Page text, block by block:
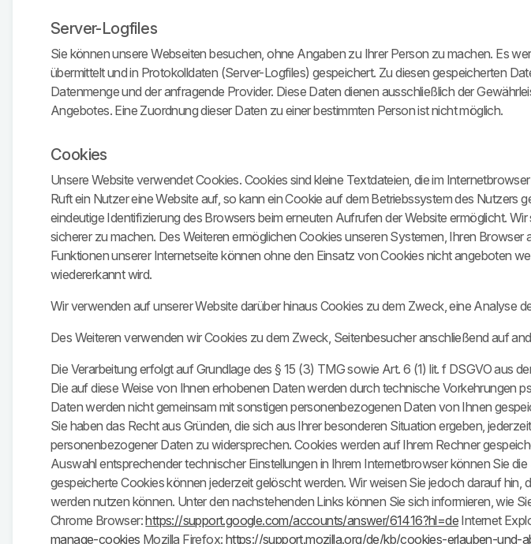
Server-Logfiles
Sie können unsere Webseiten besuchen, ohne Angaben zu Ihrer Person zu machen. Es
übermittelt und in Protokolldaten (Server-Logfiles) gespeichert. Zu diesen gespeicherten
Datenmenge und der anfragende Provider. Diese Daten dienen ausschließlich der
Angebotes. Eine Zuordnung dieser Daten zu einer bestimmten Person ist nicht möglich.
Cookies
Unsere Website verwendet Cookies. Cookies sind kleine Textdateien, die im
Ruft ein Nutzer eine Website auf, so kann ein Cookie auf dem Betriebssystem des
eindeutige Identifizierung des Browsers beim erneuten Aufrufen der Website ermöglicht.
sicherer zu machen. Des Weiteren ermöglichen Cookies unseren Systemen, Ihren
Funktionen unserer Internetseite können ohne den Einsatz von Cookies nicht angeboten
wiedererkannt wird.
Wir verwenden auf unserer Website darüber hinaus Cookies zu dem Zweck, eine Analyse
Des Weiteren verwenden wir Cookies zu dem Zweck, Seitenbesucher anschließend auf
Die Verarbeitung erfolgt auf Grundlage des § 15 (3) TMG sowie Art. 6 (1) lit. f DSGVO aus
Die auf diese Weise von Ihnen erhobenen Daten werden durch technische Vorkehrungen
Daten werden nicht gemeinsam mit sonstigen personenbezogenen Daten von Ihnen
Sie haben das Recht aus Gründen, die sich aus Ihrer besonderen Situation ergeben,
personenbezogener Daten zu widersprechen. Cookies werden auf Ihrem Rechner
Auswahl entsprechender technischer Einstellungen in Ihrem Internetbrowser können Sie
gespeicherte Cookies können jederzeit gelöscht werden. Wir weisen Sie jedoch darauf
werden nutzen können. Unter den nachstehenden Links können Sie sich informieren, wie
Chrome Browser:https://support.google.com/accounts/answer/61416?hl=de Internet
manage-cookies Mozilla Firefox: https://support.mozilla.org/de/kb/cookies-erlauben-und-